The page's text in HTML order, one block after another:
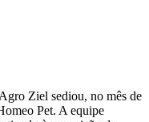
Ziel sediou, no mês de
Pet. A equipe